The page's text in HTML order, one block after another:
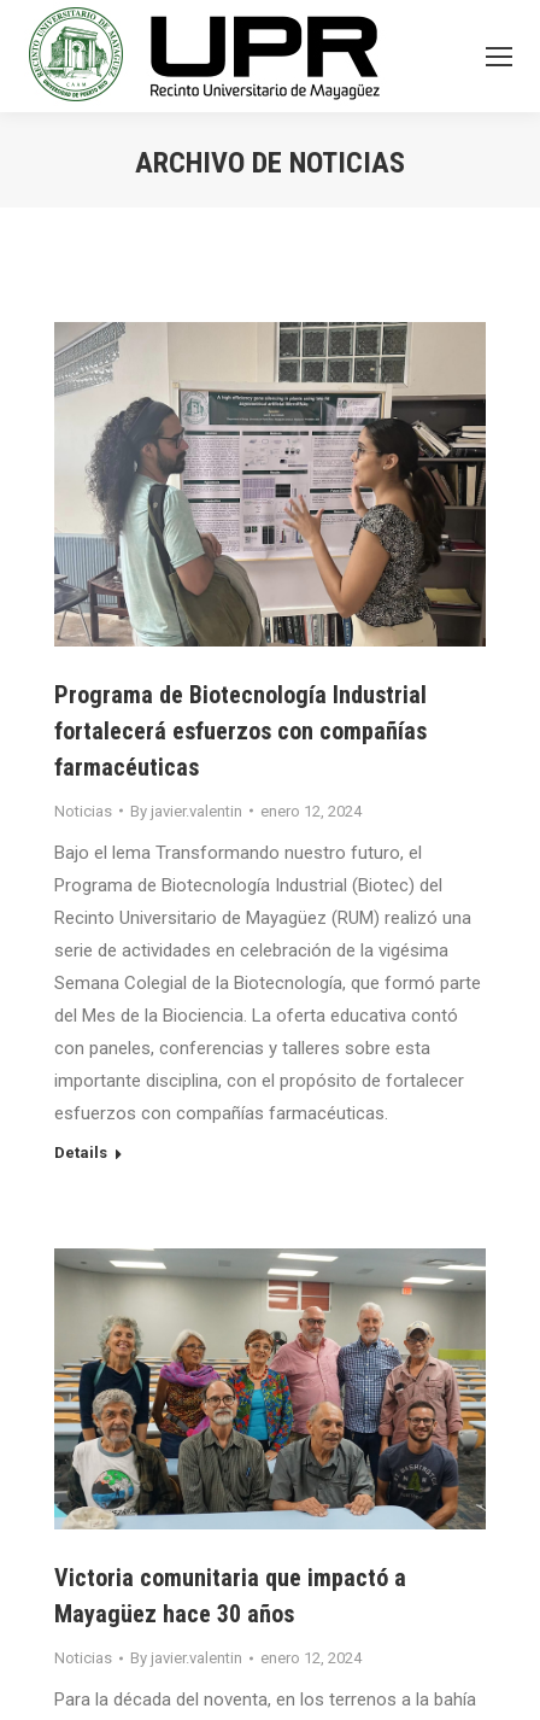
ARCHIVO DE NOTICIAS
Programa de Biotecnología Industrial
fortalecerá esfuerzos con compañías
farmacéuticas
Noticias By javier.valentin enero 12, 2024
Bajo el lema Transformando nuestro futuro, el
Programa de Biotecnología Industrial (Biotec) del
Recinto Universitario de Mayagüez (RUM) realizó una
serie de actividades en celebración de la vigésima
Semana Colegial de la Biotecnología, que formó parte
del Mes de la Biociencia. La oferta educativa contó
con paneles, conferencias y talleres sobre esta
importante disciplina, con el propósito de fortalecer
esfuerzos con compañías farmacéuticas.
Details
Victoria comunitaria que impactó a
Mayagüez hace 30 años
Noticias By javier.valentin enero 12, 2024
Para la década del noventa, en los terrenos a la bahía